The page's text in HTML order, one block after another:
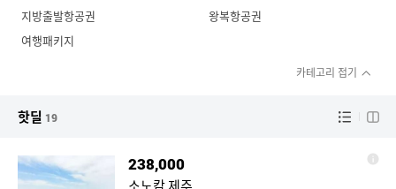
지방출발항공권
왕복항공권
여행패키지
카테고리 접기
핫딜 19
238,000